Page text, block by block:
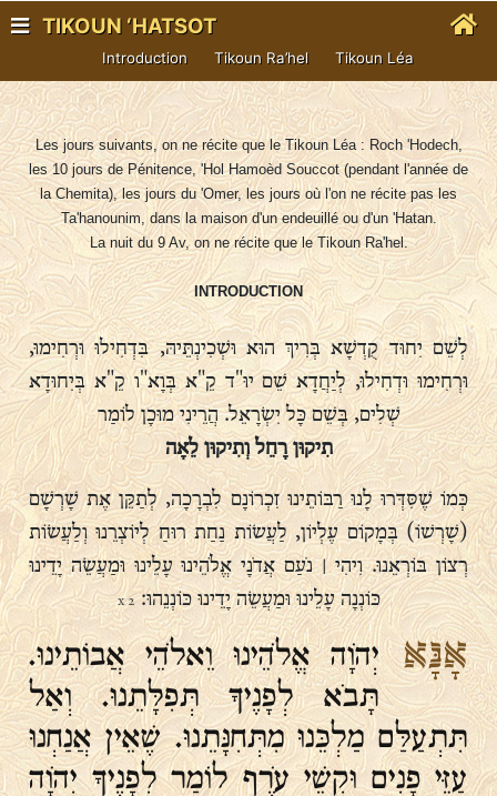
TIKOUN ‘HATSOT
Introduction Tikoun Ra’hel Tikoun Léa
Les jours suivants, on ne récite que le Tikoun Léa : Roch 'Hodech,
les 10 jours de Pénitence, 'Hol Hamoèd Souccot (pendant l'année de
la Chemita), les jours du 'Omer, les jours où l'on ne récite pas les
Ta'hanounim, dans la maison d'un endeuillé ou d'un 'Hatan.
La nuit du 9 Av, on ne récite que le Tikoun Ra'hel.
INTRODUCTION
לְשֵׁם יִחוּד קֻדְשָׁא בְּרִיךְ הוּא וּשְׁכִינְתֵּיהּ, בִּדְחִילוּ וּרְחִימוּ,
וּרְחִימוּ וּדְחִילוּ, לְיַחֲדָא שֵׁם יוּ"ד קֵ"א בְּוָא"ו קֵ"א בְּיִחוּדָא
שְׁלִים, בְּשֵׁם כָּל יִשְׂרָאֵל. הֲרֵינִי מוּכָן לוֹמַר
תִיקוּן רָחֵל וְתִיקוּן לֵאָה
כְּמוֹ שֶׁסִּדְּרוּ לָנוּ רַבּוֹתֵינוּ זִכְרוֹנָם לִבְרָכָה, לְתַקֵּן אֶת שָׁרְשָׁם
(שָׁרְשׁוֹ) בְּמָקוֹם עֶלְיוֹן, לַעֲשׂוֹת נַחַת רוּחַ לְיוֹצְרֵנוּ וְלַעֲשׂוֹת
רְצוֹן בּוֹרְאֵנוּ. וִיהִי ׀ נֹעַם אֲדֹנָי אֱלֹהֵינוּ עָלֵינוּ וּמַעֲשֵׂה יָדֵינוּ
כּוֹנְנָה עָלֵינוּ וּמַעֲשֵׂה יָדֵינוּ כּוֹנְנֵהוּ׃2 x
אָנָּאיְהֹוָה אֱלֹהֵינוּ וֵאלֹהֵי אֲבוֹתֵינוּ.
תָּבֹא לְפָנֶיךָ תְּפִלָּתֵנוּ. וְאַל
תִּתְעַלַּם מַלְכֵּנוּ מִתְּחִנָּתֵנוּ. שֶׁאֵין אֲנַחְנוּ
עַזֵּי פָנִים וּקְשֵׁי עֹרֶף לוֹמַר לְפָנֶיךָ יְהֹוָה